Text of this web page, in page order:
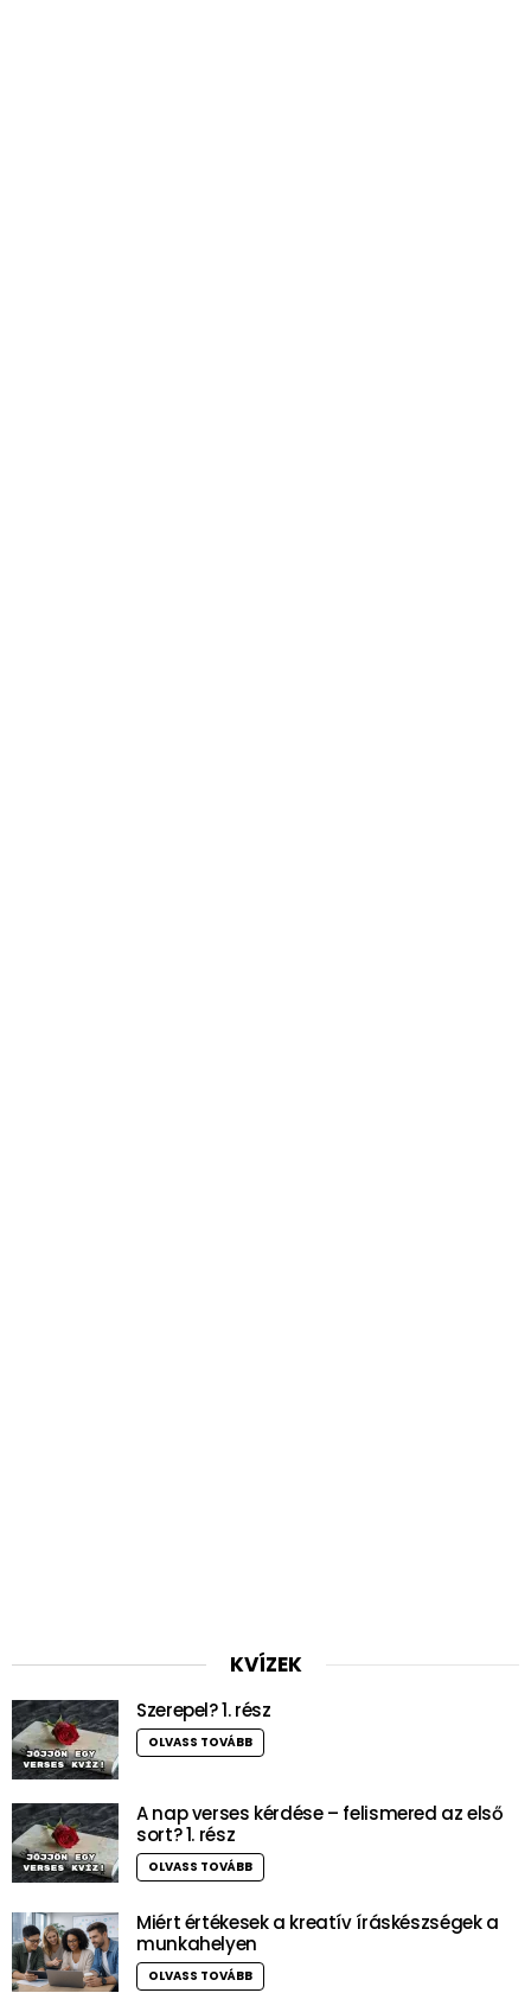
KVÍZEK
Szerepel? 1. rész
OLVASS TOVÁBB
A nap verses kérdése – felismered az első
sort? 1. rész
OLVASS TOVÁBB
Miért értékesek a kreatív íráskészségek a
munkahelyen
OLVASS TOVÁBB